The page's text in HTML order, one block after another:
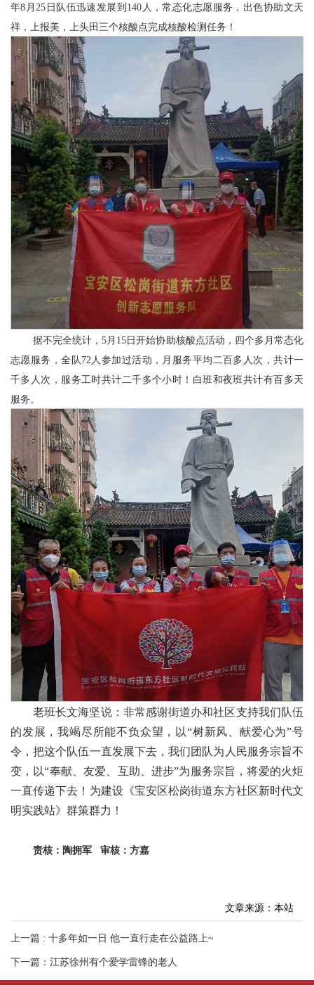
年8月25日队伍迅速发展到140人，常态化志愿服务，出色协助文天
祥，上报美，上头田三个核酸点完成核酸检测任务！
据不完全统计，5月15日开始协助核酸点活动， 四个多月 常态化
志愿服务，全队 72人参加过活动，月 服务平均二百多人次，共计一
千多人次，服务工时共计二千多个小时！白班和夜班共计有百多天
服务。
老班长文海坚说：非常感谢街道办和社区支持我们队伍
的发展，我竭尽所能不负众望，以“树新风、献爱心为”号
令，把这个队伍一直发展下去，我们团队为人民服务宗旨不
变，以“奉献、友爱、互助、进步”为服务宗旨，将爱的火炬
一直传递下去！为建设《宝安区松岗街道东方社区新时代文
明实践站》群策群力！
责核：陶拥军 审核：方嘉
文章来源：本站
上一篇 : 十多年如一日 他一直行走在公益路上~
下一篇：江苏徐州有个爱学雷锋的老人